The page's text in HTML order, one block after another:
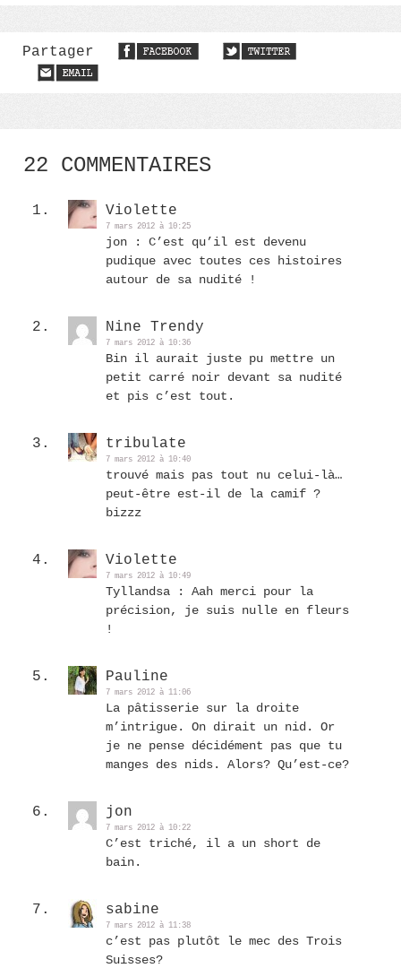
Partager
22 COMMENTAIRES
Violette
7 mars 2012 à 10:25
jon : C’est qu’il est devenu
pudique avec toutes ces histoires
autour de sa nudité !
Nine Trendy
7 mars 2012 à 10:36
Bin il aurait juste pu mettre un
petit carré noir devant sa nudité
et pis c’est tout.
tribulate
7 mars 2012 à 10:40
trouvé mais pas tout nu celui-là…
peut-être est-il de la camif ?
bizzz
Violette
7 mars 2012 à 10:49
Tyllandsa : Aah merci pour la
précision, je suis nulle en fleurs
!
Pauline
7 mars 2012 à 11:06
La pâtisserie sur la droite
m’intrigue. On dirait un nid. Or
je ne pense décidément pas que tu
manges des nids. Alors? Qu’est-ce?
jon
7 mars 2012 à 10:22
C’est triché, il a un short de
bain.
sabine
7 mars 2012 à 11:38
c’est pas plutôt le mec des Trois
Suisses?